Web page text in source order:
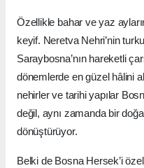
Özellikle bahar ve yaz
keyif. Neretva Nehri’nin
Saraybosna’nın hareketli
dönemlerde en güzel hâlini
nehirler ve tarihi yapılar
değil, aynı zamanda bir
dönüştürüyor.
Belki de Bosna Hersek’i